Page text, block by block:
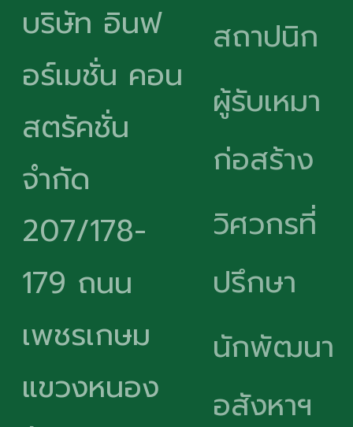
บริษัท อินฟ
อร์เมชั่น คอน
สตรัคชั่น
จำกัด
207/178-
179 ถนน
เพชรเกษม
แขวงหนอง
สถาปนิก
ผู้รับเหมา
ก่อสร้าง
วิศวกรที่
ปรึกษา
นักพัฒนา
อสังหาฯ